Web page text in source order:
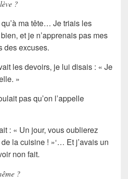
?
ma tête… Je triais les
et je n’apprenais pas mes
des excuses.
les devoirs, je lui disais : « Je
»
pas qu’on l’appelle
: « Un jour, vous oublierez
la cuisine ! »‘… Et j’avais un
non fait.
?